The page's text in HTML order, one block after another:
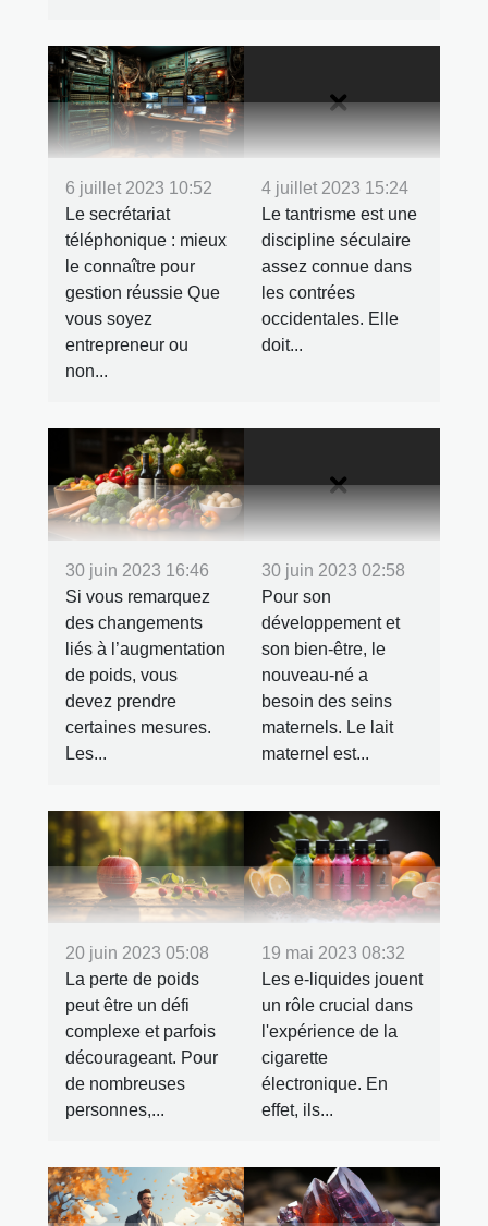
6 juillet 2023 10:52
Le secrétariat
téléphonique : mieux
le connaître pour
gestion réussie Que
vous soyez
entrepreneur ou
non...
4 juillet 2023 15:24
Le tantrisme est une
discipline séculaire
assez connue dans
les contrées
occidentales. Elle
doit...
30 juin 2023 16:46
Si vous remarquez
des changements
liés à l’augmentation
de poids, vous
devez prendre
certaines mesures.
Les...
30 juin 2023 02:58
Pour son
développement et
son bien-être, le
nouveau-né a
besoin des seins
maternels. Le lait
maternel est...
20 juin 2023 05:08
La perte de poids
peut être un défi
complexe et parfois
décourageant. Pour
de nombreuses
personnes,...
19 mai 2023 08:32
Les e-liquides jouent
un rôle crucial dans
l'expérience de la
cigarette
électronique. En
effet, ils...